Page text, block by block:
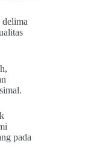
delima
pada